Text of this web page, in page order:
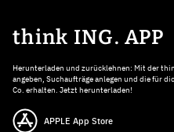
think ING. APP
Herunterladen und zurücklehnen: Mit der
angeben, Suchaufträge anlegen und die für
Co. erhalten. Jetzt herunterladen!
APPLE App Store